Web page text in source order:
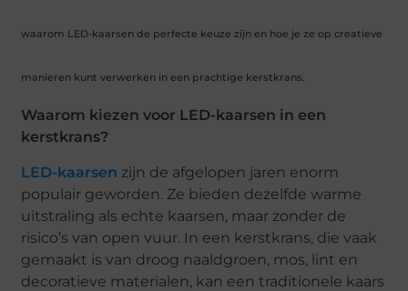
waarom LED-kaarsen de perfecte keuze zijn en hoe je ze op creatieve
manieren kunt verwerken in een prachtige kerstkrans.
Waarom kiezen voor LED-kaarsen in een
kerstkrans?
LED-kaarsen zijn de afgelopen jaren enorm
populair geworden. Ze bieden dezelfde warme
uitstraling als echte kaarsen, maar zonder de
risico’s van open vuur. In een kerstkrans, die vaak
gemaakt is van droog naaldgroen, mos, lint en
decoratieve materialen, kan een traditionele kaars